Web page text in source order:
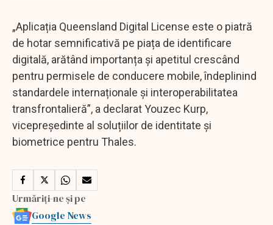
„Aplicația Queensland Digital License este o piatră
de hotar semnificativă pe piața de identificare
digitală, arătând importanța și apetitul crescând
pentru permisele de conducere mobile, îndeplinind
standardele internaționale și interoperabilitatea
transfrontalieră”, a declarat Youzec Kurp,
vicepreședinte al soluțiilor de identitate și
biometrice pentru Thales.
Urmăriți-ne și pe
Google News